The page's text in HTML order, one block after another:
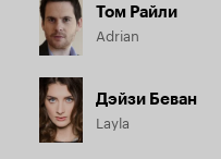
Том Райли
Adrian
Дэйзи Беван
Layla